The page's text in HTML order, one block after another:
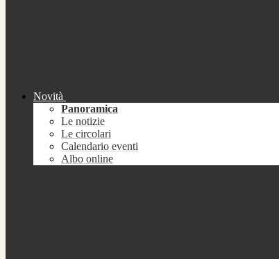
Novità
Panoramica
Le notizie
Le circolari
Calendario eventi
Albo online